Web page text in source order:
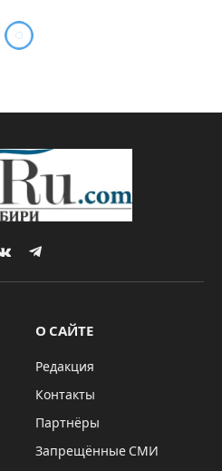
VKontakteTelegram
О САЙТЕ
Редакция
Контакты
Партнёры
Запрещённые СМИ